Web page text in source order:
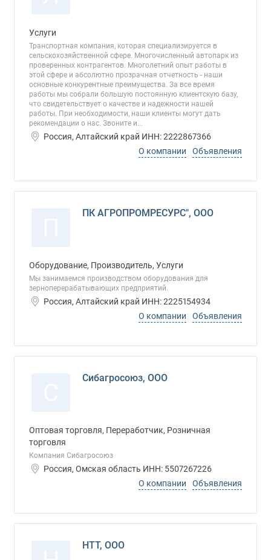
Услуги
Транспортная компания, которая специализируется в
сельскохозяйственной сфере. Многочисленный автопарк из
проверенных контрагентов. Многолетний опыт работы в
этой сфере и абсолютно прозрачная отчетность - наши
основные конкурентные преимущества. За все время
работы мы собрали большую постоянную клиентскую базу,
что свидетельствует о качестве и надежности нашей
работы. При необходимости, наши клиенты могут дать
рекомендации о нас. Звоните и...
Россия, Алтайский край ИНН: 2222867366
О компании
Объявления
ПК АГРОПРОМРЕСУРС", ООО
Оборудование, Производитель, Услуги
Мы занимаемся производством оборудования для
зерноперерабатывающих предприятий.
Россия, Алтайский край ИНН: 2225154934
О компании
Объявления
Сибагросоюз, ООО
Оптовая торговля, Переработчик, Розничная
торговля
Компания Сибагросоюз
Россия, Омская область ИНН: 5507267226
О компании
Объявления
НТТ, ООО